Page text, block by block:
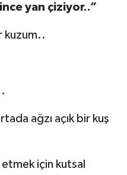
yan çiziyor..”
kuzum..
ağzı açık bir kuş
için kutsal